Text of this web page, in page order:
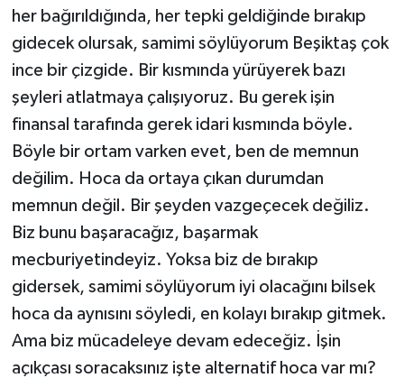
her bağırıldığında, her tepki geldiğinde bırakıp
gidecek olursak, samimi söylüyorum Beşiktaş çok
ince bir çizgide. Bir kısmında yürüyerek bazı
şeyleri atlatmaya çalışıyoruz. Bu gerek işin
finansal tarafında gerek idari kısmında böyle.
Böyle bir ortam varken evet, ben de memnun
değilim. Hoca da ortaya çıkan durumdan
memnun değil. Bir şeyden vazgeçecek değiliz.
Biz bunu başaracağız, başarmak
mecburiyetindeyiz. Yoksa biz de bırakıp
gidersek, samimi söylüyorum iyi olacağını bilsek
hoca da aynısını söyledi, en kolayı bırakıp gitmek.
Ama biz mücadeleye devam edeceğiz. İşin
açıkçası soracaksınız işte alternatif hoca var mı?